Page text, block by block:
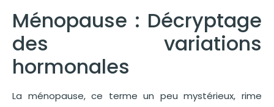
Ménopause : Décryptage
des variations
hormonales
La ménopause, ce terme un peu mystérieux, rime